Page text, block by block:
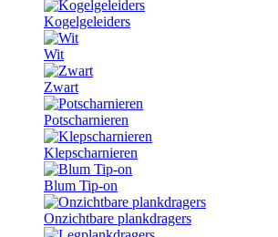
Kogelgeleiders
Wit
Zwart
Potscharnieren
Klepscharnieren
Blum Tip-on
Onzichtbare plankdragers